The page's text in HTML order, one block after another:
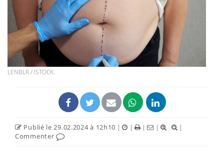
LENBLR / ISTOCK.
Publié le 29.02.2024 à 12h10 | | | |
|
Commenter